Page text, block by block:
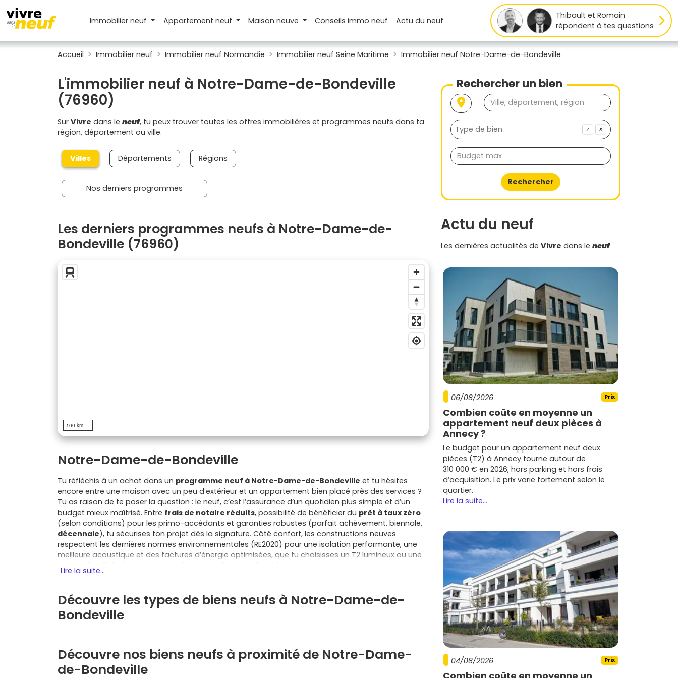
Immobilier neuf Appartement neuf Maison neuve Conseilsimmo neuf Actudu neuf
Thibault et Romain
répondent à tes questions
Accueil Immobilier neuf Immobilier neuf Normandie Immobilier neuf Seine Maritime Immobilier neuf Notre-Dame-de-Bondeville
L'immobilier neuf à Notre-Dame-de-Bondeville
(76960)
Sur Vivre dans le neuf, tu peux trouver toutes les offres immobilières et programmes neufs dans ta
région, département ou ville.
Villes Départements Régions
Nos derniers programmes
Les derniers programmes neufs à Notre-Dame-de-
Bondeville (76960)
100 km
Notre-Dame-de-Bondeville
Tu réfléchis à un achat dans un programme neuf à Notre-Dame-de-Bondeville et tu hésites
encore entre une maison avec un peu d’extérieur et un appartement bien placé près des services ?
Tu as raison de te poser la question : le neuf, c’est l’assurance d’un quotidien plus simple et d’un
budget mieux maîtrisé. Entre frais de notaire réduits, possibilité de bénéficier du prêt à taux zéro
(selon conditions) pour les primo-accédants et garanties robustes (parfait achèvement, biennale,
décennale), tu sécurises ton projet dès la signature. Côté confort, les constructions neuves
respectent les dernières normes environnementales (RE2020) pour une isolation performante, une
meilleure acoustique et des factures d’énergie optimisées, que tu choisisses un T2 lumineux ou une
maison familiale. À Notre-Dame-de-Bondeville, tu profites d’un cadre pratique et verdoyant, avec
des commerces, des écoles et des services de santé à portée de main, tout en restant connecté à
Déville-lès-Rouen, Mont-Saint-Aignan, Bois-Guillaume, Canteleu, Le Houlme, Barentin ou Malaunay,
renforcent l’attractivité du secteur avec leurs équipements et leurs bassins d’emploi, le tout à moins
de 20 minutes selon les axes et les transports. Concrètement, un appartement neuf t’offre une
recherchés, avec un jardin facile à entretenir et des performances énergétiques qui limitent les
dépenses au quotidien. Dans les deux cas, tu peux souvent personnaliser tes finitions et profiter
d’une exonération temporaire de taxe foncière dans certaines communes (selon délibérations
Lire la suite...
Découvre les types de biens neufs à Notre-Dame-de-
Bondeville
Découvre nos biens neufs à proximité de Notre-Dame-
de-Bondeville
Rechercher un bien
✓ ✗
Rechercher
Actu du neuf
Les dernières actualités de Vivre dans le neuf
06/08/2026 Prix
Combien coûte en moyenne un
appartement neuf deux pièces à
Annecy ?
Le budget pour un appartement neuf deux
pièces (T2) à Annecy tourne autour de
310 000 € en 2026, hors parking et hors frais
d’acquisition. Le prix varie fortement selon le
quartier.
Lire la suite...
04/08/2026 Prix